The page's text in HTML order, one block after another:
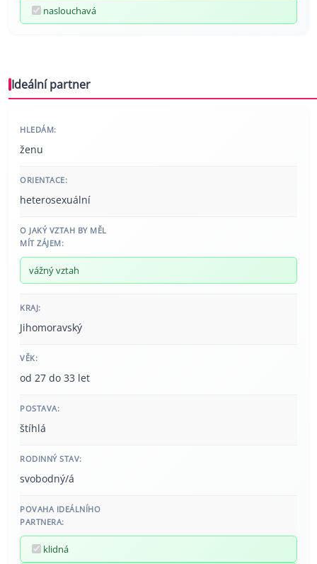
naslouchavá
Ideální partner
HLEDÁM:
ženu
ORIENTACE:
heterosexuální
O JAKÝ VZTAH BY MĚL
MÍT ZÁJEM:
vážný vztah
KRAJ:
Jihomoravský
VĚK:
od 27 do 33 let
POSTAVA:
štíhlá
RODINNÝ STAV:
svobodný/á
POVAHA IDEÁLNÍHO
PARTNERA:
klidná